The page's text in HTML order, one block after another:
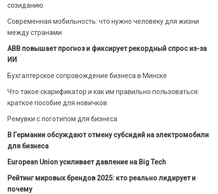
созиданию
Современная мобильность: что нужно человеку для жизни
между странами
ABB повышает прогноз и фиксирует рекордный спрос из-за
ИИ
Бухгалтерское сопровождение бизнеса в Минске
Что такое скарификатор и как им правильно пользоваться:
краткое пособие для новичков
Ремувки с логотипом для бизнеса
В Германии обсуждают отмену субсидий на электромобили
для бизнеса
European Union усиливает давление на Big Tech
Рейтинг мировых брендов 2025: кто реально лидирует и
почему